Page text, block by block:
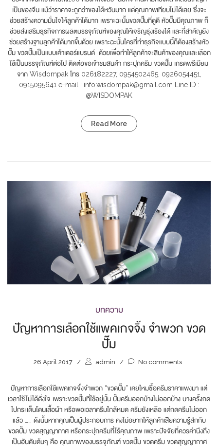
เป็นของจีน แม้ว่าราคาจะถูกว่าของไต้หวันมาก แต่คุณภาพเทียบไม่ได้เลย ซึ่งจะ
ช่วยสร้างความมั่นใจให้ลูกค้าได้มาก เพราะฉะนั้นขวดปั๊มที่ดูดี หัวปั๊มมีคุณภาพ ก็
ช่วยส่งเสริมธุรกิจการผลิตบรรจุภัณฑ์ของคุณให้เจริญรุ่งเรืองได้ และที่สำคัญยัง
ช่วยสร้างฐานลูกค้าได้มากขึ้นด้วย เพราะฉะนั้นใครที่ทำธุรกิจแบบนี้ก็ต้องสร้างหัว
ปั๊ม ขวดปั๊มเป็นแบบเค้าเตอร์แบรนด์ ด้วยเพื่อทำให้ลูกค้าจะสินค้าของคุณและเลือก
ใช้เป็นบรรจุภัณฑ์ต่อไป ติดต่อขอเข้าชมสินค้า กระปุกครีม ขวดปั๊ม เกรดพรีเมียม
จาก Wisdompak โทร 026182227, 0954502465, 0926054451,
0915095641 e-mail : info.wisdompak@gmail.com Line ID :
@WISDOMPAK
Read More
บทความ
ปัญหาการเลือกใช้แพคเกจจิ้ง จำพวก ขวด
ปั๊ม
26 April 2017 / admin / No comments
ปัญหาการเลือกใช้แพคเกจจิ้งจำพวก “ขวดปั๊ม” เคยไหมซื้อครีมราคาแพงมา แต่
เวลาใช้ไม่ได้ดั่งใจ เพราะขวดปั้มที่ใช้อยู่นั้น ปั้มครีมออกบ้างไม่ออกบ้าง บางครั้งกด
ไปกระเด็นโดนเสื้อผ้า หรือพอเวลาครีมใกล้หมด ครีมยังเหลือ แต่กดครีมไม่ออก
แล้ว …… ดังนั้นหากคุณเป็นผู้ประกอบการ คงไม่อยากให้ลูกค้าเสียความรู้สึกกับ
ขวดปั้ม ขวดสุญญากาศ หรือกระปุกครีมที่ไร้คุณภาพ เพราะปัจจัยที่ควรคำนึงถึง
เป็นอันดับต้นๆ คือ คุณภาพของบรรจุภัณฑ์ ขวดปั้ม ขวดครีม ขวดสุญญากาศ